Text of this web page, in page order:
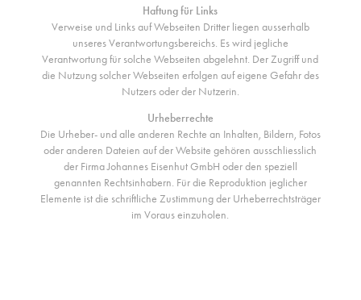
Haftung für Links
Verweise und Links auf Webseiten Dritter liegen ausserhalb
unseres Verantwortungsbereichs. Es wird jegliche
Verantwortung für solche Webseiten abgelehnt. Der Zugriff und
die Nutzung solcher Webseiten erfolgen auf eigene Gefahr des
Nutzers oder der Nutzerin.
Urheberrechte
Die Urheber- und alle anderen Rechte an Inhalten, Bildern, Fotos
oder anderen Dateien auf der Website gehören ausschliesslich
der Firma Johannes Eisenhut GmbH oder den speziell
genannten Rechtsinhabern. Für die Reproduktion jeglicher
Elemente ist die schriftliche Zustimmung der Urheberrechtsträger
im Voraus einzuholen.